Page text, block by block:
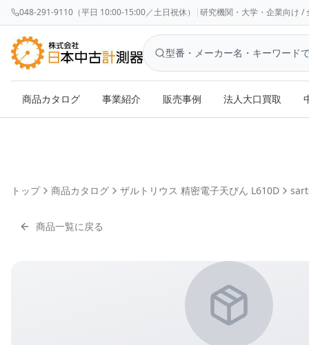
048-291-9110（平日 10:00-15:00／土日祝休） |研究機関・大学・企業向け
商品カタログ 事業紹介 販売事例 法人大口買取
トップ 商品カタログ ザルトリウス 精密電子天びん L610D
商品一覧に戻る